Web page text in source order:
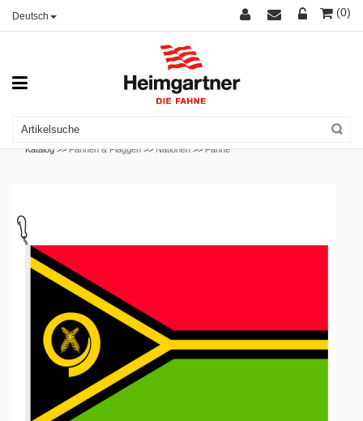
Deutsch (0)
Katalog >>Fahnen & Flaggen >>Nationen >>Fahne